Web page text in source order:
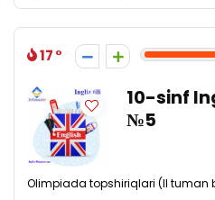
17
10-sinf
№5
Olimpiada topshiriqlari (II tuman